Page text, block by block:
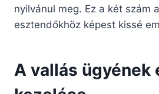
nyilvánul meg. Ez a két szám
esztendőkhöz képest kissé
A vallás ügyének